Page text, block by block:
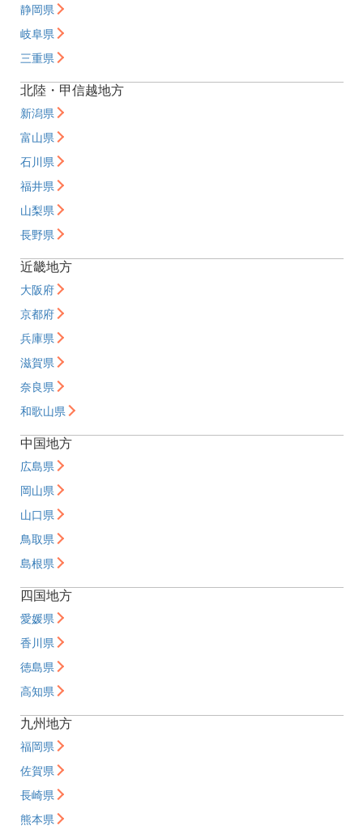
静岡県
岐阜県
三重県
北陸・甲信越地方
新潟県
富山県
石川県
福井県
山梨県
長野県
近畿地方
大阪府
京都府
兵庫県
滋賀県
奈良県
和歌山県
中国地方
広島県
岡山県
山口県
鳥取県
島根県
四国地方
愛媛県
香川県
徳島県
高知県
九州地方
福岡県
佐賀県
長崎県
熊本県